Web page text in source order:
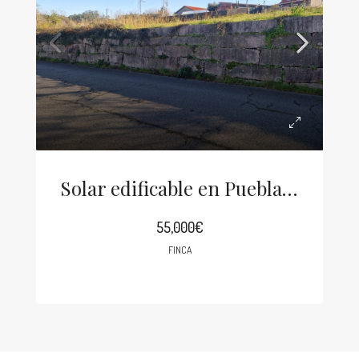
Solar edificable en Puebla del Caramiñal
55,000€
FINCA